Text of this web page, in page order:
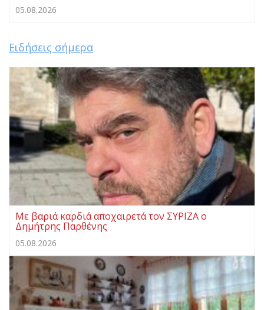
05.08.2026
Ειδήσεις σήμερα
Με βαριά καρδιά αποχαιρετά τον ΣΥΡΙΖΑ ο
Δημήτρης Παρθένης
05.08.2026